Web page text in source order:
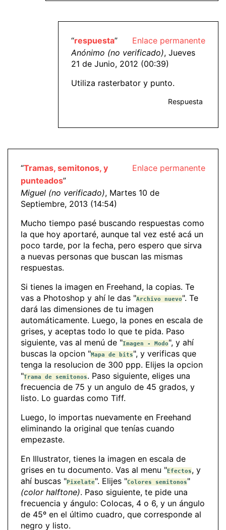
Enlace permanente
“respuesta”
Anónimo (no verificado), Jueves
21 de Junio, 2012 (00:39)
Utiliza rasterbator y punto.
Respuesta
Enlace permanente
“Tramas, semitonos, y
punteados”
Miguel (no verificado), Martes 10 de
Septiembre, 2013 (14:54)
Mucho tiempo pasé buscando respuestas como
la que hoy aportaré, aunque tal vez esté acá un
poco tarde, por la fecha, pero espero que sirva
a nuevas personas que buscan las mismas
respuestas.
Si tienes la imagen en Freehand, la copias. Te
vas a Photoshop y ahí le das "Archivo nuevo". Te
dará las dimensiones de tu imagen
automáticamente. Luego, la pones en escala de
grises, y aceptas todo lo que te pida. Paso
siguiente, vas al menú de "Imagen - Modo", y ahí
buscas la opcion "Mapa de bits", y verificas que
tenga la resolucion de 300 ppp. Elijes la opcion
"Trama de semitonos. Paso siguiente, eliges una
frecuencia de 75 y un angulo de 45 grados, y
listo. Lo guardas como Tiff.
Luego, lo importas nuevamente en Freehand
eliminando la original que tenías cuando
empezaste.
En Illustrator, tienes la imagen en escala de
grises en tu documento. Vas al menu "Efectos, y
ahí buscas "Pixelate". Elijes "Colores semitonos"
(color halftone). Paso siguiente, te pide una
frecuencia y ángulo: Colocas, 4 o 6, y un ángulo
de 45º en el último cuadro, que corresponde al
negro y listo.